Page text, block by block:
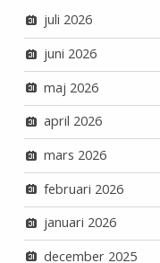
juli 2026
juni 2026
maj 2026
april 2026
mars 2026
februari 2026
januari 2026
december 2025